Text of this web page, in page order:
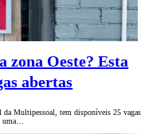
zona Oeste? Esta
abertas
Multipessoal, tem disponíveis 25 vagas
uma…